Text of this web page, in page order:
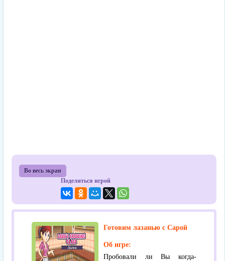
Во весь экран
Поделиться игрой
Готовим лазанью с Сарой
Об игре:
Пробовали ли Вы когда-